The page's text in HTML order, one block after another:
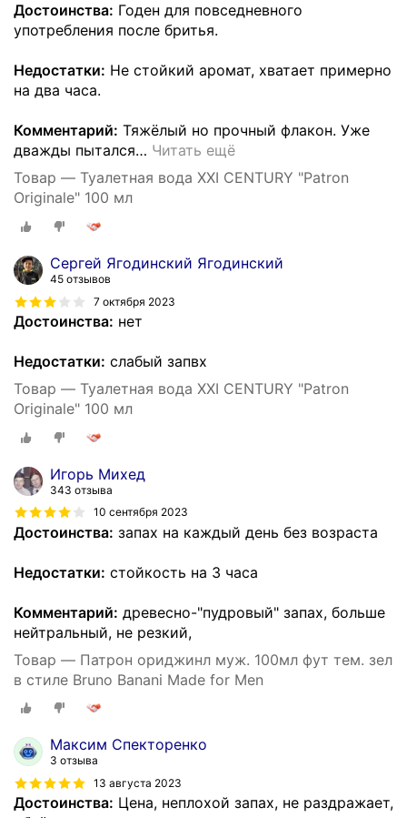
Достоинства: Годен для повседневного
употребления после бритья.
Недостатки: Не стойкий аромат, хватает примерно
на два часа.
Комментарий: Тяжёлый но прочный флакон. Уже
дважды пытался… Читать ещё
Товар — Туалетная вода XXI CENTURY "Patron
Originale" 100 мл
Сергей Ягодинский Ягодинский
45 отзывов
7 октября 2023
Достоинства: нет
Недостатки: слабый запвх
Товар — Туалетная вода XXI CENTURY "Patron
Originale" 100 мл
Игорь Михед
343 отзыва
10 сентября 2023
Достоинства: запах на каждый день без возраста
Недостатки: стойкость на 3 часа
Комментарий: древесно-"пудровый" запах, больше
нейтральный, не резкий,
Товар — Патрон ориджинл муж. 100мл фут тем. зел
в стиле Bruno Banani Made for Men
Максим Спекторенко
3 отзыва
13 августа 2023
Достоинства: Цена, неплохой запах, не раздражает,